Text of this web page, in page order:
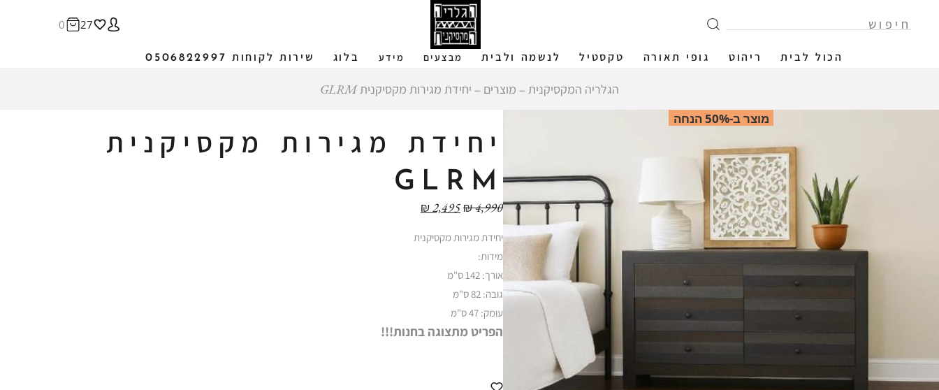
הכול לבית ריהוט גופי תאורה טקסטיל לנשמה ולבית מבצעים מידע בלוג שירות לקוחות 0506822997
27
0
הגלריה המקסיקנית ‒ מוצרים ‒ יחידת מגירות מקסיקנית GLRM
מוצר ב-50% הנחה
יחידת מגירות מקסיקנית
GLRM
₪4,990
₪2,495
יחידת מגירות מקסיקנית
מידות:
אורך: 142 ס"מ
גובה: 82 ס"מ
עומק: 47 ס"מ
הפריט מתצוגה בחנות!!!